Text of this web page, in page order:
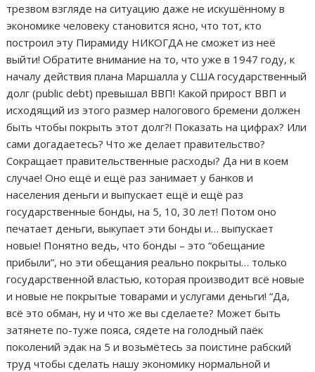
трезвом взгляде на ситуацию даже не искушённому в
экономике человеку становится ясно, что тот, кто
построил эту Пирамиду НИКОГДА не сможет из неё
выйти! Обратите внимание на то, что уже в 1947 году, к
началу действия плана Маршалла у США государственный
долг (public debt) превышал ВВП! Какой прирост ВВП и
исходящий из этого размер налогового бремени должен
быть чтобы покрыть этот долг?! Показать на цифрах? Или
сами догадаетесь? Что же делает правительство?
Сокращает правительственные расходы? Да ни в коем
случае! Оно ещё и ещё раз занимает у банков и
населения деньги и выпускает ещё и ещё раз
государственные бонды, на 5, 10, 30 лет! Потом оно
печатает деньги, выкупает эти бонды и… выпускает
новые! Понятно ведь, что бонды – это “обещание
прибыли”, но эти обещания реально покрыты… только
государственной властью, которая производит всё новые
и новые не покрытые товарами и услугами деньги! “Да,
всё это обман, ну и что же вы сделаете? Может быть
затянете по-туже пояса, сядете на голодный паёк
поколений эдак на 5 и возьмётесь за поистине рабский
труд чтобы сделать нашу экономику нормальной и